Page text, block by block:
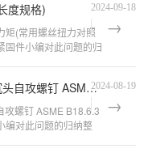
度规格) 2024-09-18
矩(常用螺丝扭力对照
固件小编对此问题的归
AB牙80°米字槽修剪大沉头自攻螺钉 ASME B18.6.32024-08-19
攻螺钉 ASME B18.6.3
编对此问题的归纳整